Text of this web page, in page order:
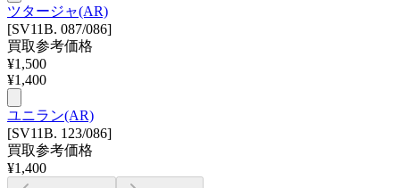
ツタージャ(AR)
[SV11B. 087/086]
買取参考価格
¥1,500
¥1,400
ユニラン(AR)
[SV11B. 123/086]
買取参考価格
¥1,400